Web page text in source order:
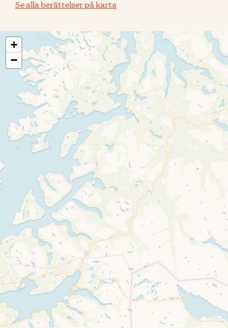
Se alla berättelser på karta
+
−